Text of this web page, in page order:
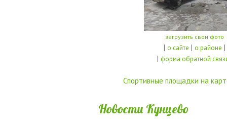
загрузить свои фото
| о сайте | о районе |
| форма обратной
Спортивные площадки на
Новости Кунцево